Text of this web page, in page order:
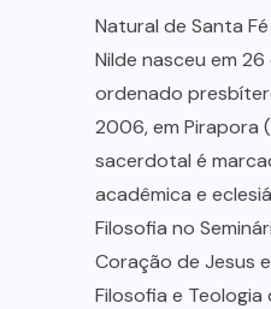
Natural de Santa
Nilde nasceu em
ordenado
2006, em Pirapora
sacerdotal é
acadêmica e
Filosofia no
Coração de Jesus
Filosofia e Teologia